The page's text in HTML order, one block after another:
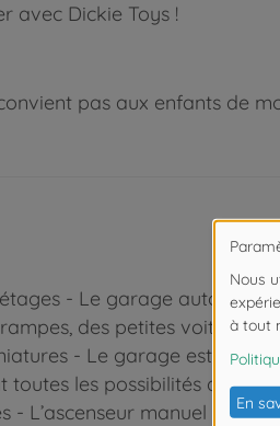
avec Dickie Toys !
pas aux enfants de
- Le garage
des petites voitures,
- Le garage est
les possibilités de jeu
- L’ascenseur manuel